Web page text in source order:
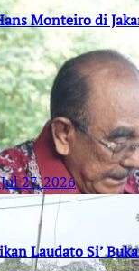
Monteiro di
Jul 27, 2026
Laudato Si’